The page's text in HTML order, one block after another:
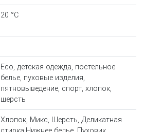
20 °С
Eco, детская одежда, постельное
белье, пуховые изделия,
пятновыведение, спорт, хлопок,
шерсть
Хлопок, Микс, Шерсть, Деликатная